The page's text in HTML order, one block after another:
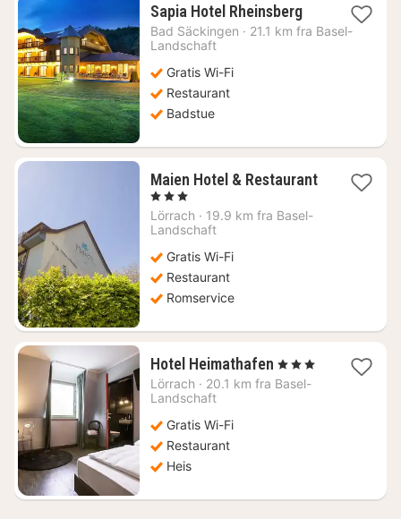
Sapia Hotel Rheinsberg1
natt
Bad Säckingen · 21.1 km fra Basel-
Landschaft
Gratis Wi-Fi
Restaurant
Badstue
Maien Hotel & Restaurant
1
natt
fra
kr.
, 3 Stjerner
Lörrach · 19.9 km fra Basel-
Landschaft
Gratis Wi-Fi
Restaurant
Romservice
Hotel Heimathafen 1
natt
, 3 Stjerner
Lörrach · 20.1 km fra Basel-
Landschaft
Gratis Wi-Fi
Restaurant
Heis